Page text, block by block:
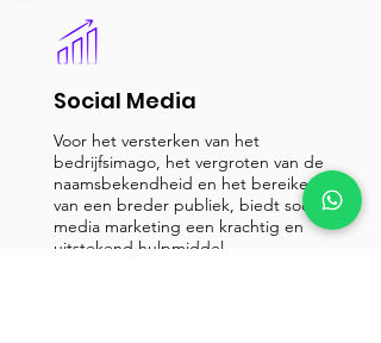
Social Media
Voor het versterken van het
bedrijfsimago, het vergroten van de
naamsbekendheid en het bereiken
van een breder publiek, biedt social
media marketing een krachtig en
uitstekend hulpmiddel.